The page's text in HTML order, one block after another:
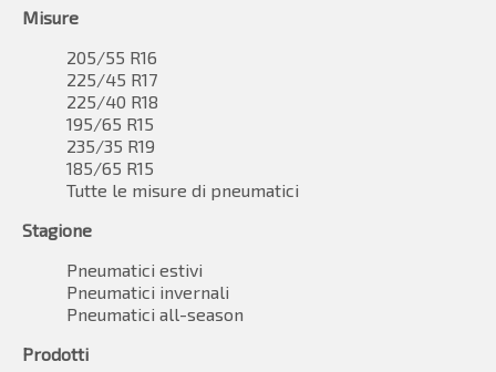
Misure
205/55 R16
225/45 R17
225/40 R18
195/65 R15
235/35 R19
185/65 R15
Tutte le misure di pneumatici
Stagione
Pneumatici estivi
Pneumatici invernali
Pneumatici all-season
Prodotti